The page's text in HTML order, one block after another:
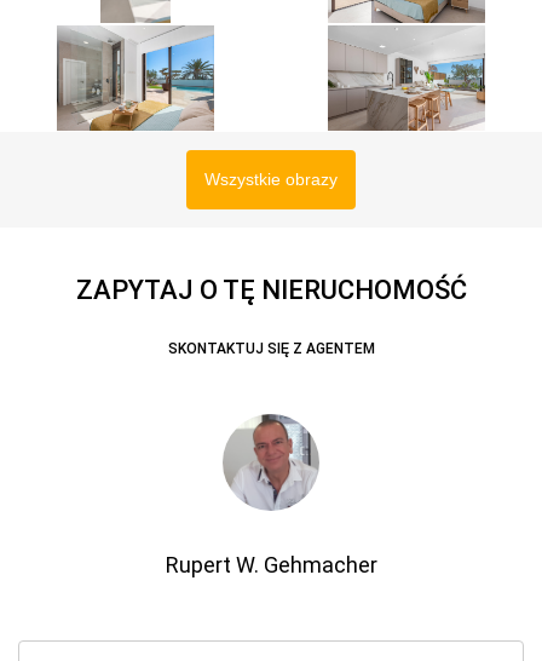
Wszystkie obrazy
ZAPYTAJ O TĘ NIERUCHOMOŚĆ
SKONTAKTUJ SIĘ Z AGENTEM
Rupert W. Gehmacher